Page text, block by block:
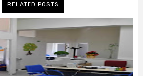
RELATED POSTS